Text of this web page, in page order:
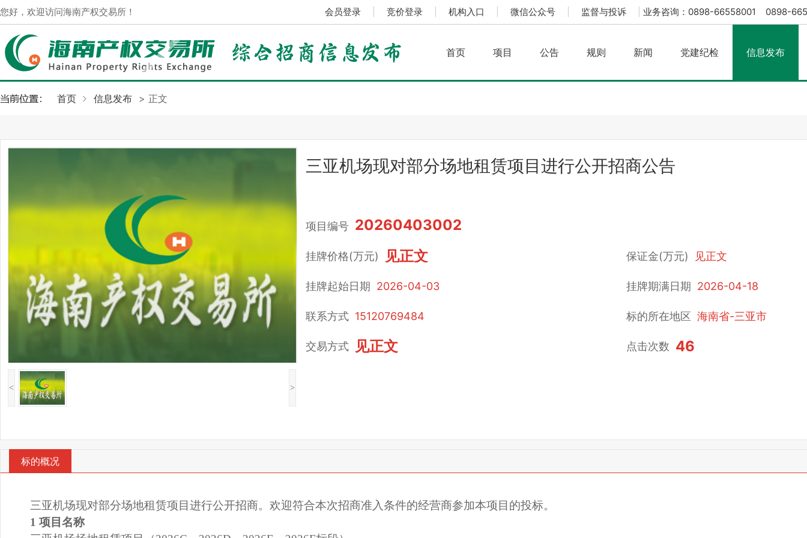
您好，欢迎访问海南产权交易所！ 会员登录 竞价登录 机构入口 微信公众号 监督与投诉 业务咨询：0898-66558001 0898-
首页 项目 公告 规则 新闻 党建纪检 信息发布
首页 信息发布 > 正文
< >
三亚机场现对部分场地租赁项目进行公开招商公告
项目编号 20260403002
挂牌价格(万元) 见正文 保证金(万元) 见正文
挂牌起始日期 2026-04-03 挂牌期满日期 2026-04-18
联系方式 15120769484 标的所在地区 海南省-三亚市
交易方式 见正文 点击次数 46
标的概况
三亚机场现对部分场地租赁项目进行公开招商。欢迎符合本次招商准入条件的经营商参加本项目的投标。
1 项目名称